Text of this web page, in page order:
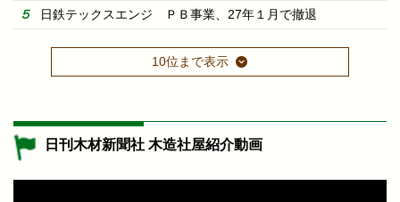
日鉄テックスエンジ ＰＢ事業、27年１月で撤退
10位まで表示
日刊木材新聞社 木造社屋紹介動画